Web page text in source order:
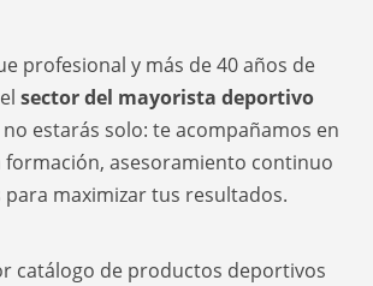
profesional y más de 40 años de
sector del mayorista deportivo
estarás solo: te acompañamos en
formación, asesoramiento continuo
maximizar tus resultados.
catálogo de productos deportivos